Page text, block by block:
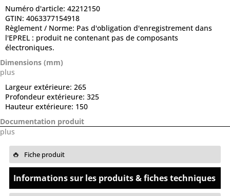
Numéro d'article: 42212150
GTIN: 4063377154918
Règlement / Norme: Pas d'obligation d'enregistrement dans
l'EPREL : produit ne contenant pas de composants
électroniques.
Dimensions (mm)
plus
Largeur extérieure: 265
Profondeur extérieure: 325
Hauteur extérieure: 150
Documentation produit
plus
Fiche produit
Informations sur les produits & fiches techniques